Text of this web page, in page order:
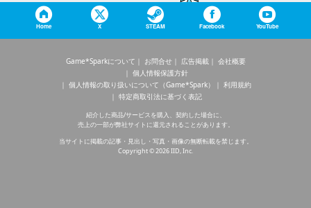
Home X STEAM Facebook YouTube
Game*Sparkについて お問合せ 広告掲載
会社概要
個人情報保護方針
個人情報の取り扱いについて（Game*Spark）
利用規約
特定商取引法に基づく表記
紹介した商品/サービスを購入、契約した場合に、
売上の一部が弊社サイトに還元されることがあります。
当サイトに掲載の記事・見出し・写真・画像の無断転載を禁じます。
Copyright © 2026 IID, Inc.